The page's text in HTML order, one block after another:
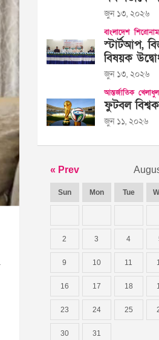
জুন ১৩, ২০২৬
বাংলাদেশ শিরোনাম
স্টার্টআপ,
বিষয়ক
জুন ১৩, ২০২৬
আন্তর্জাতিক
ফুটবল
জুন ১১, ২০২৬
« Prev
Sun Mon Tue
2 3 4
9 10 11
16 17 18
23 24 25
30 31